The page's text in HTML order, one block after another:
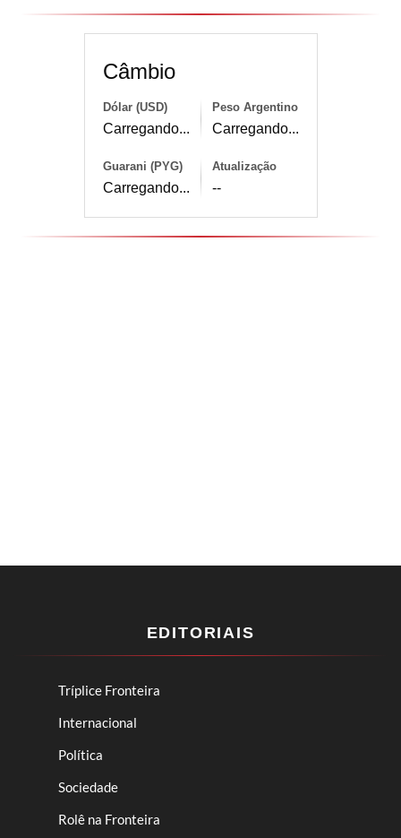
Câmbio
Dólar (USD)
Carregando...
Peso Argentino
Carregando...
Guarani (PYG)
Carregando...
Atualização
--
EDITORIAIS
Tríplice Fronteira
Internacional
Política
Sociedade
Rolê na Fronteira